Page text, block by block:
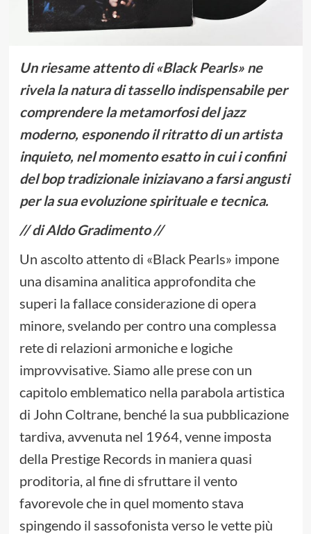
Un riesame attento di «Black Pearls» ne
rivela la natura di tassello indispensabile per
comprendere la metamorfosi del jazz
moderno, esponendo il ritratto di un artista
inquieto, nel momento esatto in cui i confini
del bop tradizionale iniziavano a farsi angusti
per la sua evoluzione spirituale e tecnica.
// di Aldo Gradimento //
Un ascolto attento di «Black Pearls» impone
una disamina analitica approfondita che
superi la fallace considerazione di opera
minore, svelando per contro una complessa
rete di relazioni armoniche e logiche
improvvisative. Siamo alle prese con un
capitolo emblematico nella parabola artistica
di John Coltrane, benché la sua pubblicazione
tardiva, avvenuta nel 1964, venne imposta
della Prestige Records in maniera quasi
proditoria, al fine di sfruttare il vento
favorevole che in quel momento stava
spingendo il sassofonista verso le vette più